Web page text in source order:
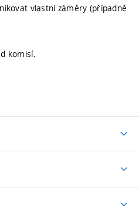
vlastní záměry (případně
komisí.